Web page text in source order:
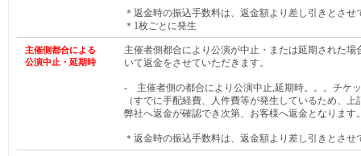
＊返金時の振込手数料は、返金額より差し引きとさせ
＊1枚ごとに発生
主催側都合による
公演中止・延期時
主催者側都合により公演が中止・または延期された
いて返金をさせていただきます。
- 主催者側の都合により公演中止,延期時。。。チケ
（すでに手配経費、人件費等が発生しているため、
弊社へ返金が確認でき次第、お客様へ返金となります
＊返金時の振込手数料は、返金額より差し引きとさせ